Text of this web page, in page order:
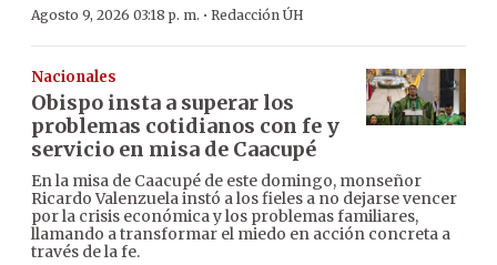
Agosto 9, 2026 03:18 p. m. · Redacción ÚH
Nacionales
Obispo insta a superar los
problemas cotidianos con fe y
servicio en misa de Caacupé
En la misa de Caacupé de este domingo, monseñor
Ricardo Valenzuela instó a los fieles a no dejarse vencer
por la crisis económica y los problemas familiares,
llamando a transformar el miedo en acción concreta a
través de la fe.